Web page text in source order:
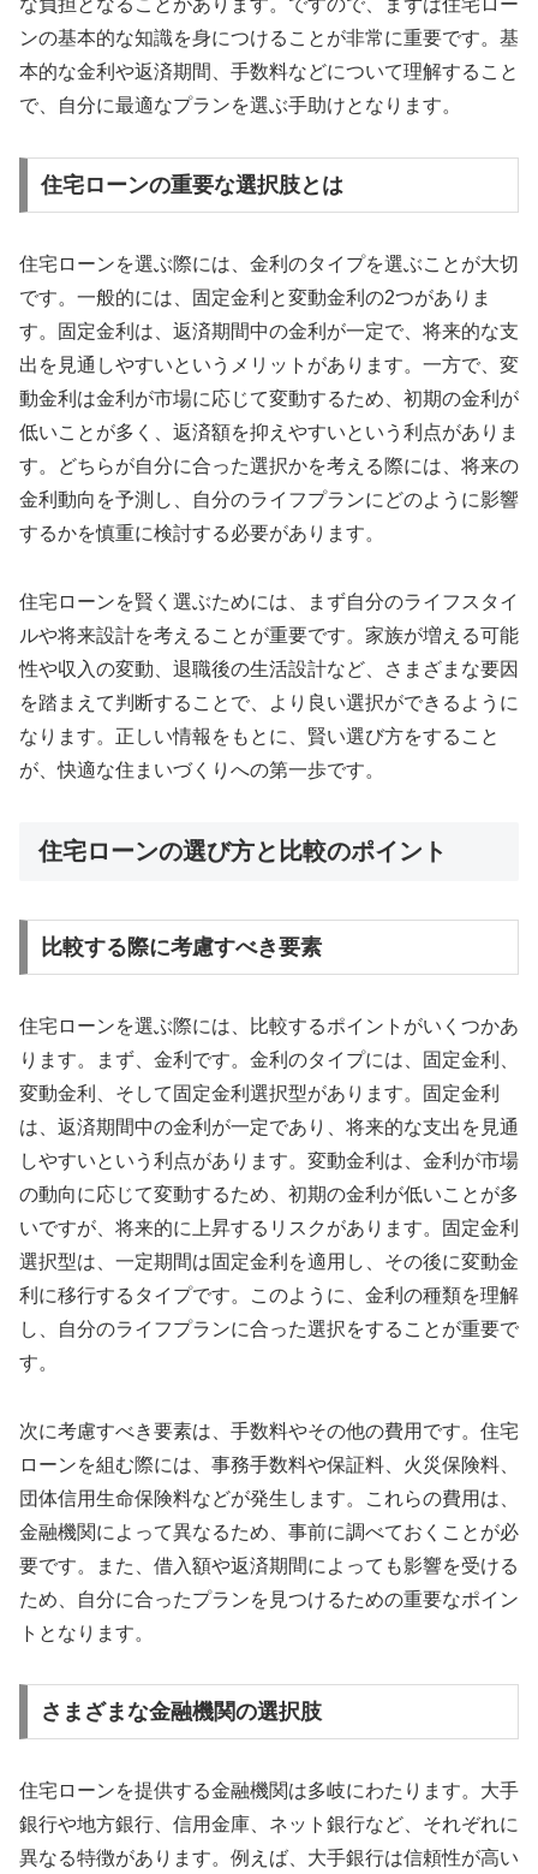
な負担となることがあります。ですので、まずは住宅ロー
ンの基本的な知識を身につけることが非常に重要です。基
本的な金利や返済期間、手数料などについて理解すること
で、自分に最適なプランを選ぶ手助けとなります。
住宅ローンの重要な選択肢とは
住宅ローンを選ぶ際には、金利のタイプを選ぶことが大切
です。一般的には、固定金利と変動金利の2つがありま
す。固定金利は、返済期間中の金利が一定で、将来的な支
出を見通しやすいというメリットがあります。一方で、変
動金利は金利が市場に応じて変動するため、初期の金利が
低いことが多く、返済額を抑えやすいという利点がありま
す。どちらが自分に合った選択かを考える際には、将来の
金利動向を予測し、自分のライフプランにどのように影響
するかを慎重に検討する必要があります。
住宅ローンを賢く選ぶためには、まず自分のライフスタイ
ルや将来設計を考えることが重要です。家族が増える可能
性や収入の変動、退職後の生活設計など、さまざまな要因
を踏まえて判断することで、より良い選択ができるように
なります。正しい情報をもとに、賢い選び方をすること
が、快適な住まいづくりへの第一歩です。
住宅ローンの選び方と比較のポイント
比較する際に考慮すべき要素
住宅ローンを選ぶ際には、比較するポイントがいくつかあ
ります。まず、金利です。金利のタイプには、固定金利、
変動金利、そして固定金利選択型があります。固定金利
は、返済期間中の金利が一定であり、将来的な支出を見通
しやすいという利点があります。変動金利は、金利が市場
の動向に応じて変動するため、初期の金利が低いことが多
いですが、将来的に上昇するリスクがあります。固定金利
選択型は、一定期間は固定金利を適用し、その後に変動金
利に移行するタイプです。このように、金利の種類を理解
し、自分のライフプランに合った選択をすることが重要で
す。
次に考慮すべき要素は、手数料やその他の費用です。住宅
ローンを組む際には、事務手数料や保証料、火災保険料、
団体信用生命保険料などが発生します。これらの費用は、
金融機関によって異なるため、事前に調べておくことが必
要です。また、借入額や返済期間によっても影響を受ける
ため、自分に合ったプランを見つけるための重要なポイン
トとなります。
さまざまな金融機関の選択肢
住宅ローンを提供する金融機関は多岐にわたります。大手
銀行や地方銀行、信用金庫、ネット銀行など、それぞれに
異なる特徴があります。例えば、大手銀行は信頼性が高い